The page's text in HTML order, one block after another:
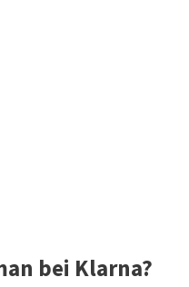
bei Klarna?